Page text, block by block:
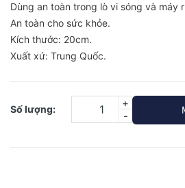
Dùng an toàn trong lò vi sóng và máy
An toàn cho sức khỏe.
Kích thước: 20cm.
Xuất xứ: Trung Quốc.
Số lượng:
-
+